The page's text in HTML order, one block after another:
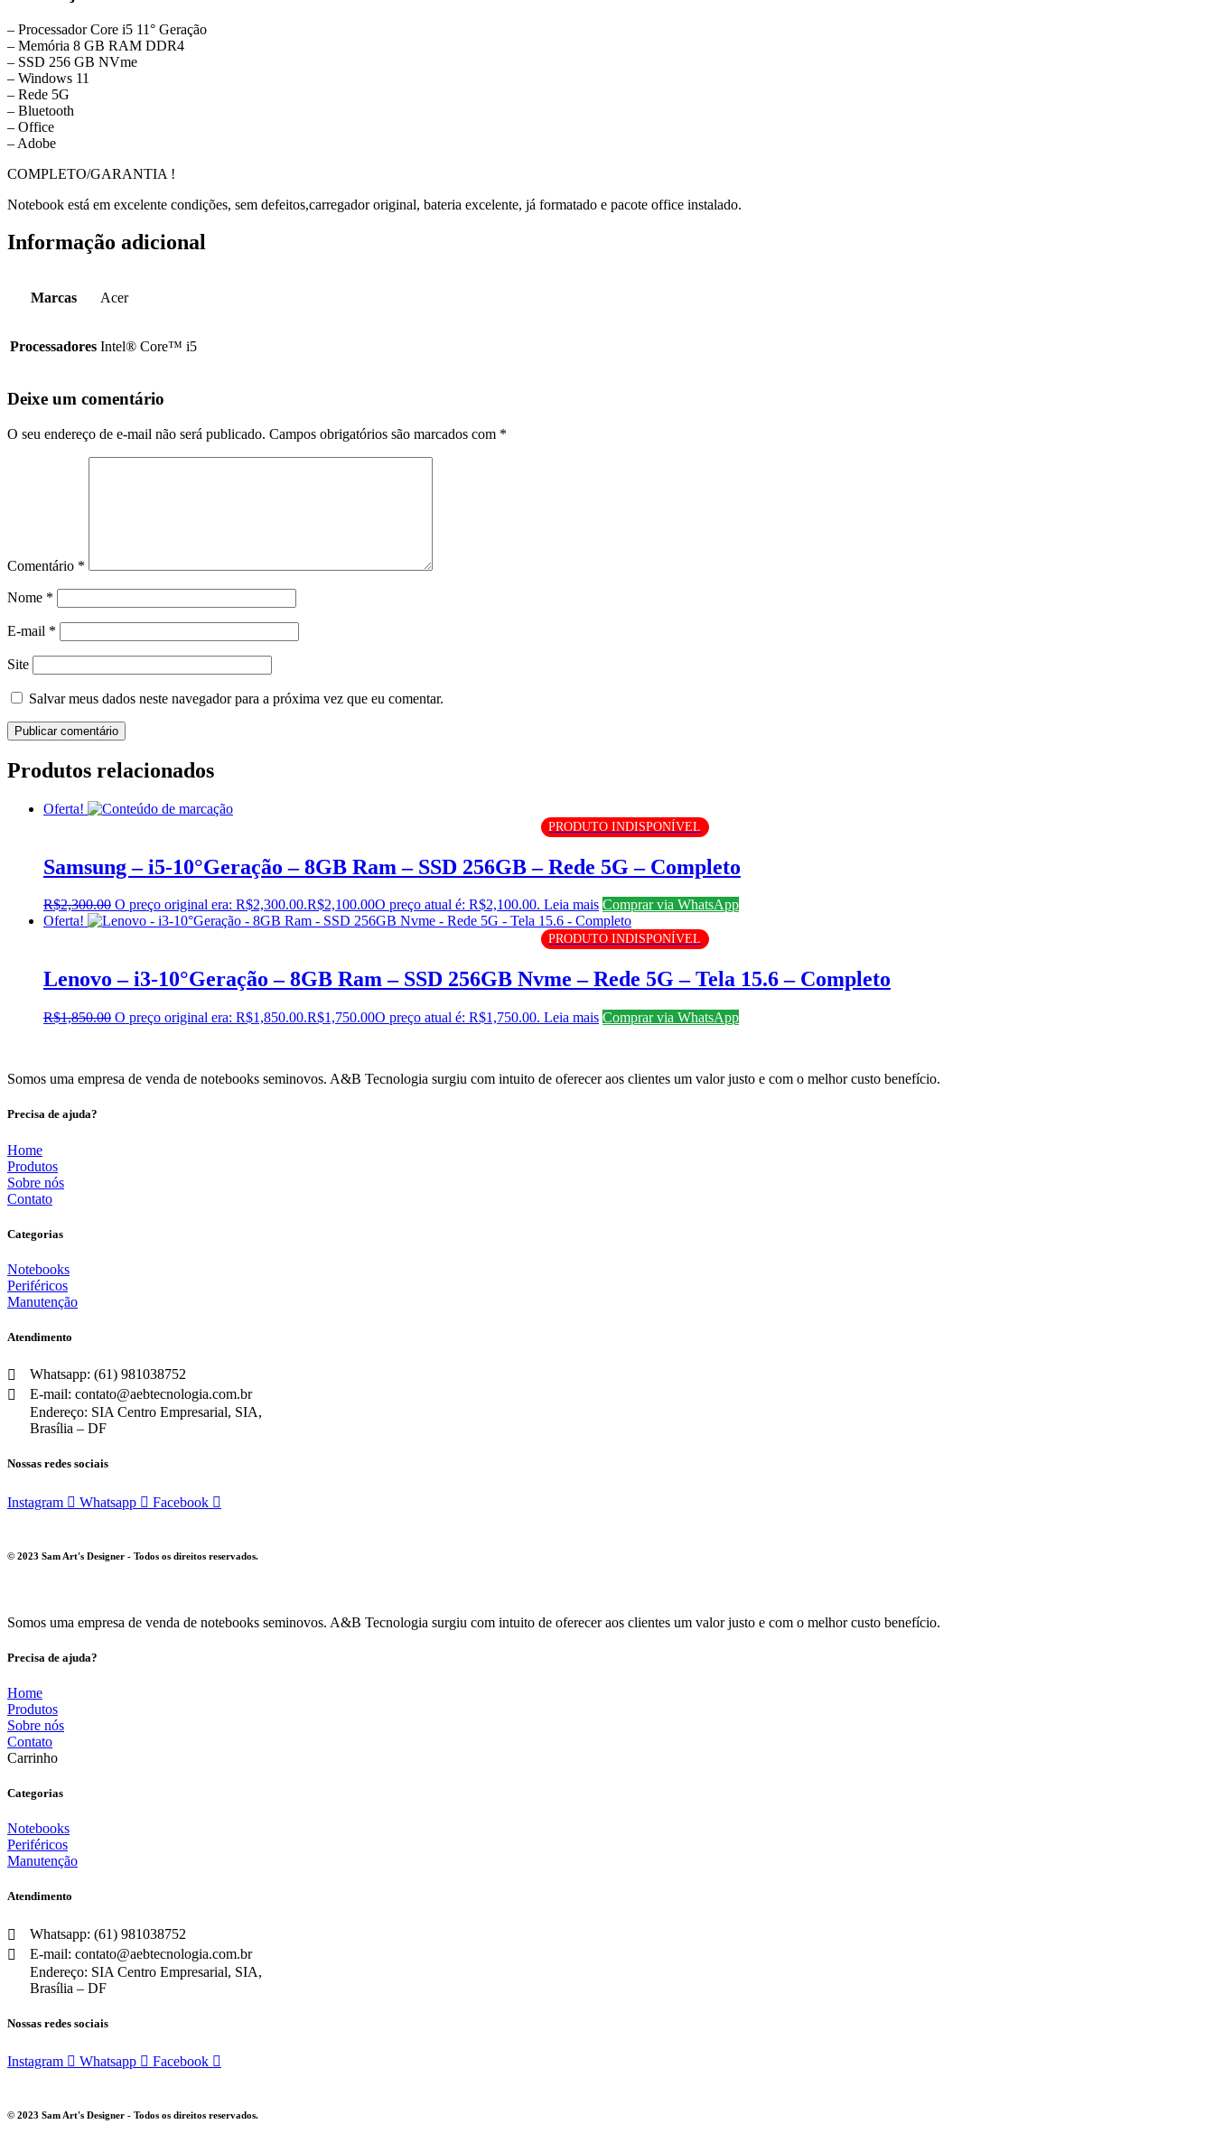
– Processador Core i5 11° Geração
– Memória 8 GB RAM DDR4
– SSD 256 GB NVme
– Windows 11
– Rede 5G
– Bluetooth
– Office
– Adobe
COMPLETO/GARANTIA !
Notebook está em excelente condições, sem defeitos,carregador original, bateria excelente, já formatado e pacote office instalado.
Informação adicional
Marcas Acer
Processadores Intel® Core™ i5
Deixe um comentário
O seu endereço de e-mail não será publicado. Campos obrigatórios são marcados com *
Comentário *
Nome *
E-mail *
Site
Salvar meus dados neste navegador para a próxima vez que eu comentar.
Produtos relacionados
Oferta!
PRODUTO INDISPONÍVEL
Samsung – i5-10°Geração – 8GB Ram – SSD 256GB – Rede 5G – Completo
R$2,300.00 O preço original era: R$2,300.00.R$2,100.00O preço atual é: R$2,100.00. Leia mais Comprar via WhatsApp
Oferta!
PRODUTO INDISPONÍVEL
Lenovo – i3-10°Geração – 8GB Ram – SSD 256GB Nvme – Rede 5G – Tela 15.6 – Completo
R$1,850.00 O preço original era: R$1,850.00.R$1,750.00O preço atual é: R$1,750.00. Leia mais Comprar via WhatsApp
Somos uma empresa de venda de notebooks seminovos. A&B Tecnologia surgiu com intuito de oferecer aos clientes um valor justo e com o melhor custo benefício.
Precisa de ajuda?
Home
Produtos
Sobre nós
Contato
Categorias
Notebooks
Periféricos
Manutenção
Atendimento
Whatsapp: (61) 981038752
E-mail: contato@aebtecnologia.com.br
Endereço: SIA Centro Empresarial, SIA,
Brasília – DF
Nossas redes sociais
Instagram Whatsapp Facebook
© 2023 Sam Art's Designer - Todos os direitos reservados.
Somos uma empresa de venda de notebooks seminovos. A&B Tecnologia surgiu com intuito de oferecer aos clientes um valor justo e com o melhor custo benefício.
Precisa de ajuda?
Home
Produtos
Sobre nós
Contato
Carrinho
Categorias
Notebooks
Periféricos
Manutenção
Atendimento
Whatsapp: (61) 981038752
E-mail: contato@aebtecnologia.com.br
Endereço: SIA Centro Empresarial, SIA,
Brasília – DF
Nossas redes sociais
Instagram Whatsapp Facebook
© 2023 Sam Art's Designer - Todos os direitos reservados.